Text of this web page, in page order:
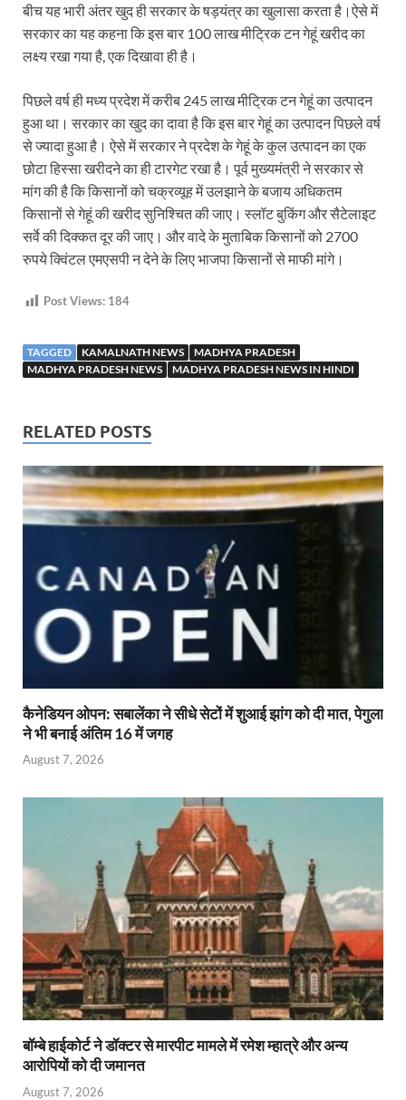
बीच यह भारी अंतर खुद ही सरकार के षड़यंत्र का खुलासा करता है।ऐसे में
सरकार का यह कहना कि इस बार 100 लाख मीट्रिक टन गेहूं खरीद का
लक्ष्‍य रखा गया है, एक दिखावा ही है।
पिछले वर्ष ही मध्‍य प्रदेश में करीब 245 लाख मीट्रिक टन गेहूं का उत्‍पादन
हुआ था। सरकार का खुद का दावा है कि इस बार गेहूं का उत्‍पादन पिछले वर्ष
से ज्‍यादा हुआ है। ऐसे में सरकार ने प्रदेश के गेहूं के कुल उत्‍पादन का एक
छोटा हिस्‍सा खरीदने का ही टारगेट रखा है। पूर्व मुख्यमंत्री ने सरकार से
मांग की है कि किसानों को चक्रव्‍यूह में उलझाने के बजाय अधिकतम
किसानों से गेहूं की खरीद सुनिश्चित की जाए। स्‍लॉट बुकिंग और सैटेलाइट
सर्वे की दिक्‍कत दूर की जाए। और वादे के मुताबिक किसानों को 2700
रुपये क्विंटल एमएसपी न देने के लिए भाजपा किसानों से माफी मांगे।
Post Views: 184
TAGGED KAMALNATH NEWS
MADHYA PRADESH
MADHYA PRADESH NEWS
MADHYA PRADESH NEWS IN HINDI
RELATED POSTS
कैनेडियन ओपन: सबालेंका ने सीधे सेटों में शुआई झांग को दी मात, पेगुला
ने भी बनाई अंतिम 16 में जगह
August 7, 2026
बॉम्बे हाईकोर्ट ने डॉक्टर से मारपीट मामले में रमेश म्हात्रे और अन्य
आरोपियों को दी जमानत
August 7, 2026